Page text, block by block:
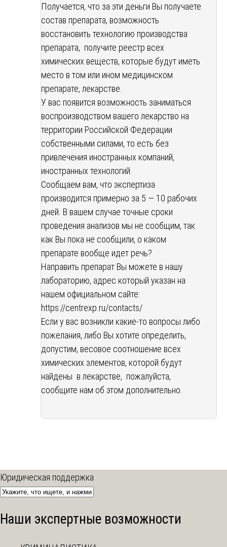
Получается, что за эти деньги Вы получаете
состав препарата, возможность
восстановить технологию производства
препарата, получите реестр всех
химических веществ, которые будут иметь
место в том или ином медицинском
препарате, лекарстве.
У вас появится возможность заниматься
воспроизводством вашего лекарство на
территории Российской Федерации
собственными силами, то есть без
привлечения иностранных компаний,
иностранных технологий.
Сообщаем вам, что экспертиза
производится примерно за 5 — 10 рабочих
дней. В вашем случае точные сроки
проведения анализов мы не сообщим, так
как Вы пока не сообщили, о каком
препарате вообще идет речь?
Направить препарат Вы можете в нашу
лабораторию, адрес который указан на
нашем официальном сайте:
https://centrexp.ru/contacts/
Если у вас возникли какие-то вопросы либо
пожелания, либо Вы хотите определить,
допустим, весовое соотношение всех
химических элементов, которой будут
найдены в лекарстве, пожалуйста,
сообщите нам об этом дополнительно.
Юридическая поддержка
Наши экспертные возможности